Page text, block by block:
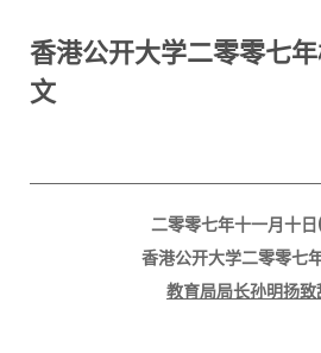
香港公开大学二零零七
文
二零零七年十一月十日
香港公开大学二零零七
教育局局长孙明扬